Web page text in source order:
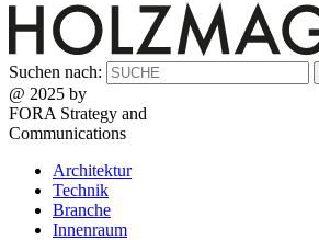
Suchen nach:
@ 2025 by
FORA Strategy and
Communications
Architektur
Technik
Branche
Innenraum